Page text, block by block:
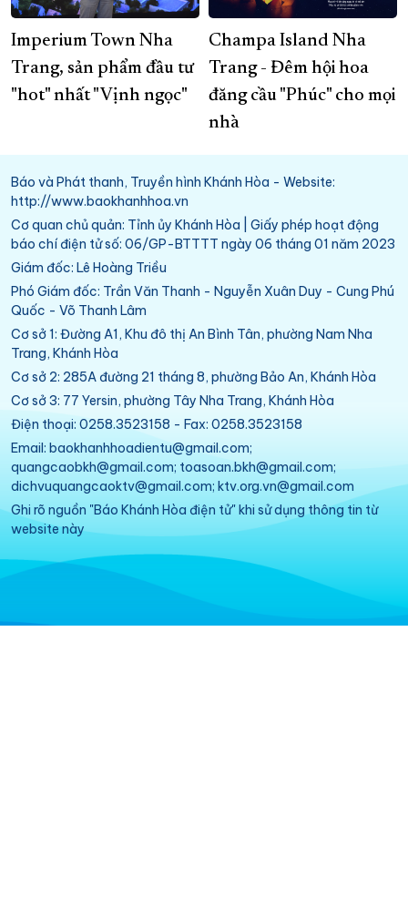
Imperium Town Nha
Trang, sản phẩm đầu tư
"hot" nhất "Vịnh ngọc"
Champa Island Nha
Trang - Đêm hội hoa
đăng cầu "Phúc" cho mọi
nhà
Báo và Phát thanh, Truyền hình Khánh Hòa - Website:
http://www.baokhanhhoa.vn
Cơ quan chủ quản: Tỉnh ủy Khánh Hòa | Giấy phép hoạt động
báo chí điện tử số: 06/GP-BTTTT ngày 06 tháng 01 năm 2023
Giám đốc: Lê Hoàng Triều
Phó Giám đốc: Trần Văn Thanh - Nguyễn Xuân Duy - Cung Phú
Quốc - Võ Thanh Lâm
Cơ sở 1: Đường A1, Khu đô thị An Bình Tân, phường Nam Nha
Trang, Khánh Hòa
Cơ sở 2: 285A đường 21 tháng 8, phường Bảo An, Khánh Hòa
Cơ sở 3: 77 Yersin, phường Tây Nha Trang, Khánh Hòa
Điện thoại: 0258.3523158 - Fax: 0258.3523158
Email: baokhanhhoadientu@gmail.com;
quangcaobkh@gmail.com; toasoan.bkh@gmail.com;
dichvuquangcaoktv@gmail.com; ktv.org.vn@gmail.com
Ghi rõ nguồn "Báo Khánh Hòa điện tử" khi sử dụng thông tin từ
website này